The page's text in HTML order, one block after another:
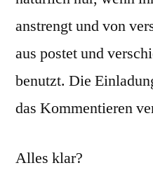
anstrengt und von
aus postet und
benutzt. Die
das Kommentieren
Alles klar?